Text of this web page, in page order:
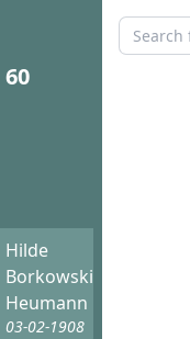
Hilde
Borkowski-
Heumann
03-02-1908